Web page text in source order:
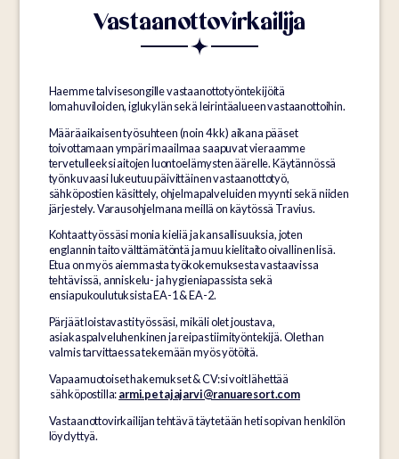
Vastaanottovirkailija
Haemme talvisesongille vastaanottotyöntekijöitä
lomahuviloiden, iglukylän sekä leirintäalueen vastaanottoihin.
Määräaikaisen työsuhteen (noin 4 kk) aikana pääset
toivottamaan ympäri maailmaa saapuvat vieraamme
tervetulleeksi aitojen luontoelämysten äärelle. Käytännössä
työnkuvaasi lukeutuu päivittäinen vastaanottotyö,
sähköpostien käsittely, ohjelmapalveluiden myynti sekä niiden
järjestely. Varausohjelmana meillä on käytössä Travius.
Kohtaat työssäsi monia kieliä ja kansallisuuksia, joten
englannin taito välttämätöntä ja muu kielitaito oivallinen lisä.
Etua on myös aiemmasta työkokemuksesta vastaavissa
tehtävissä, anniskelu- ja hygieniapassista sekä
ensiapukoulutuksista EA-1 & EA-2.
Pärjäät loistavasti työssäsi, mikäli olet joustava,
asiakaspalveluhenkinen ja reipas tiimityöntekijä. Olethan
valmis tarvittaessa tekemään myös yötöitä.
Vapaamuotoiset hakemukset & CV:si voit lähettää
sähköpostilla:armi.petajajarvi@ranuaresort.com
Vastaanottovirkailijan tehtävä täytetään heti sopivan henkilön
löydyttyä.